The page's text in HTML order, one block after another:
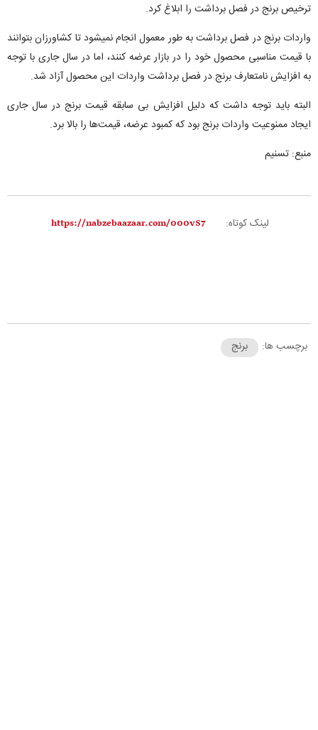
ترخیص برنج در فصل برداشت را ابلاغ کرد.
واردات برنج در فصل برداشت به طور معمول انجام نمیشود تا کشاورزان بتوانند
با قیمت مناسبی محصول خود را در بازار عرضه کنند، اما در سال جاری با توجه
به افزایش نامتعارف برنج در فصل برداشت واردات این محصول آزاد شد.
البته باید توجه داشت که دلیل افزایش بی سابقه قیمت برنج در سال جاری
ایجاد ممنوعیت واردات برنج بود که کمبود عرضه، قیمت‌ها را بالا برد.
منبع: تسنیم
لینک کوتاه:
برچسب ها: برنج